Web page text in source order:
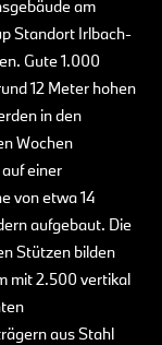
einem
der
Bebauung der
dem Gelände
mit Architekten,
der Region
am
Standort Irlbach-
Gute 1.000
12 Meter hohen
in den
Wochen
einer
von etwa 14
aufgebaut. Die
Stützen bilden
mit 2.500 vertikal
aus Stahl